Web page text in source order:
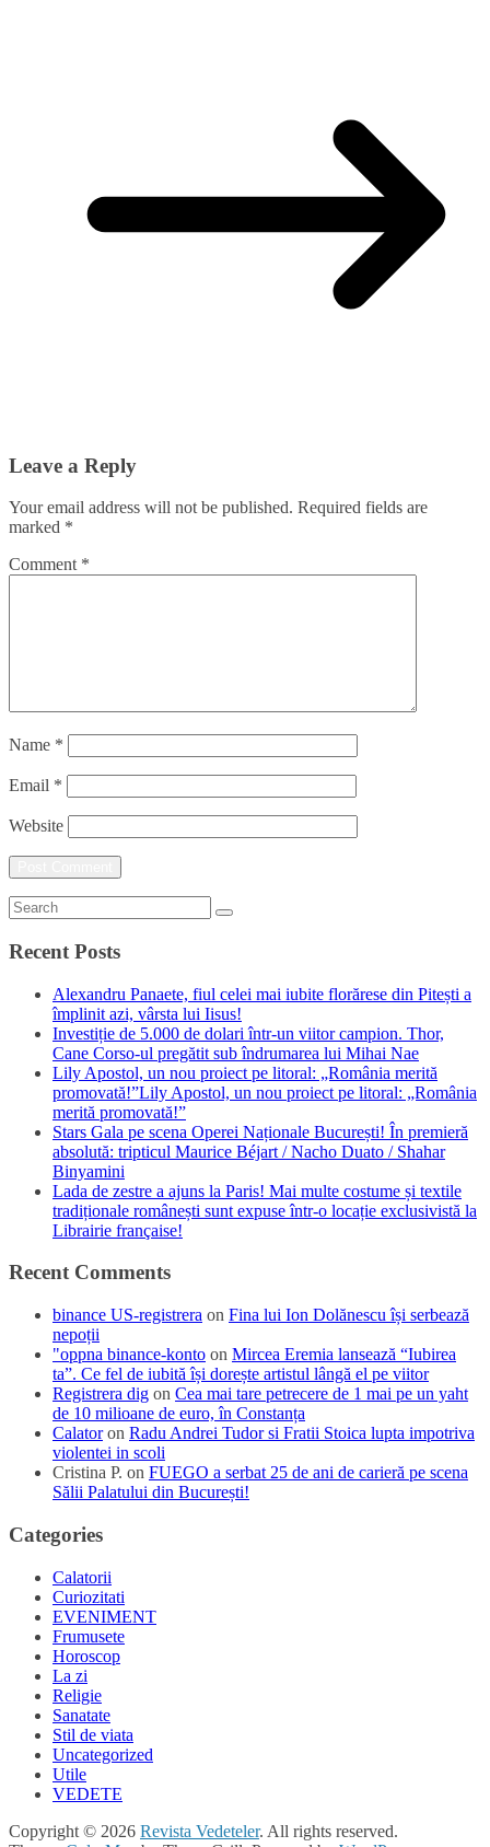
Leave a Reply
Your email address will not be published. Required fields are
marked *
Comment *
Name *
Email *
Website
Recent Posts
Alexandru Panaete, fiul celei mai iubite florărese din Pitești a
împlinit azi, vârsta lui Iisus!
Investiție de 5.000 de dolari într-un viitor campion. Thor,
Cane Corso-ul pregătit sub îndrumarea lui Mihai Nae
Lily Apostol, un nou proiect pe litoral: „România merită
promovată!”Lily Apostol, un nou proiect pe litoral: „România
merită promovată!”
Stars Gala pe scena Operei Naționale București! În premieră
absolută: tripticul Maurice Béjart / Nacho Duato / Shahar
Binyamini
Lada de zestre a ajuns la Paris! Mai multe costume și textile
tradiționale românești sunt expuse într-o locație exclusivistă la
Librairie française!
Recent Comments
binance US-registrera on Fina lui Ion Dolănescu își serbează
nepoții
"oppna binance-konto on Mircea Eremia lansează “Iubirea
ta”. Ce fel de iubită își dorește artistul lângă el pe viitor
Registrera dig on Cea mai tare petrecere de 1 mai pe un yaht
de 10 milioane de euro, în Constanța
Calatoron Radu Andrei Tudor si Fratii Stoica lupta impotriva
violentei in scoli
Cristina P. on FUEGO a serbat 25 de ani de carieră pe scena
Sălii Palatului din București!
Categories
Calatorii
Curiozitati
EVENIMENT
Frumusete
Horoscop
La zi
Religie
Sanatate
Stil de viata
Uncategorized
Utile
VEDETE
Copyright © 2026 Revista Vedeteler. All rights reserved.